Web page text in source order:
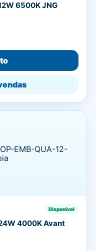
6500K JNG
Disponível
4000K Avant